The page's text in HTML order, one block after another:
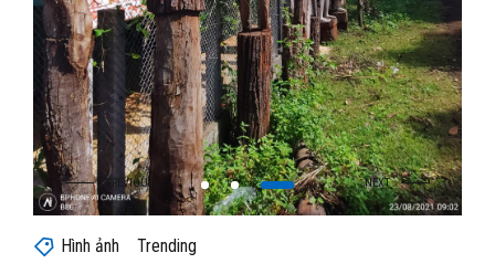
Hình ảnh Trending